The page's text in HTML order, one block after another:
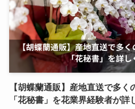
【胡蝶蘭通販】産地直送で多く
「花秘書」を花業界経験者が詳